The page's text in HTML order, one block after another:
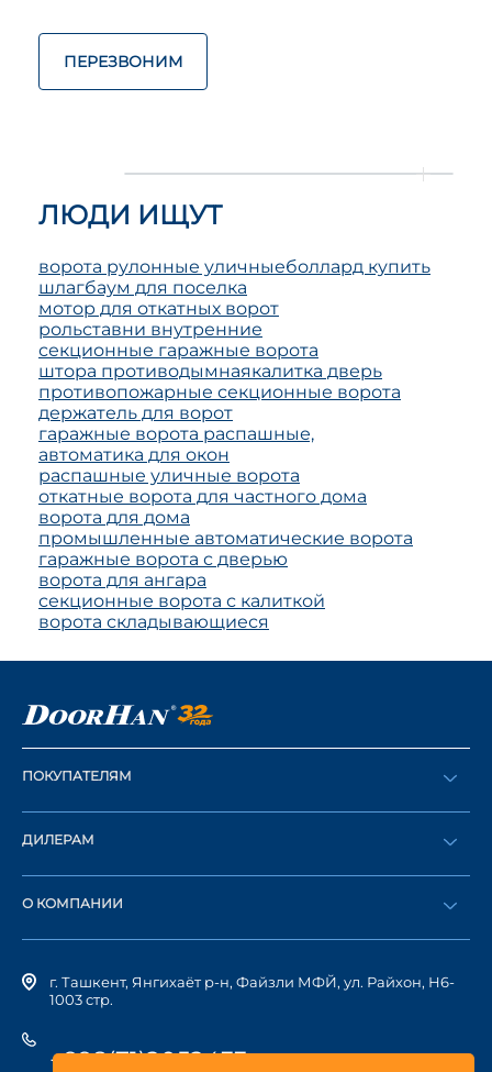
ПЕРЕЗВОНИМ
ЛЮДИ ИЩУТ
ворота рулонные уличныеболлард купить
шлагбаум для поселка
мотор для откатных ворот
рольставни внутренние
секционные гаражные ворота
штора противодымнаякалитка дверь
противопожарные секционные ворота
держатель для ворот
гаражные ворота распашные,
автоматика для окон
распашные уличные ворота
откатные ворота для частного дома
ворота для дома
промышленные автоматические ворота
гаражные ворота с дверью
ворота для ангара
секционные ворота с калиткой
ворота складывающиеся
ПОКУПАТЕЛЯМ
Оформить заказ
Каталог
ДИЛЕРАМ
Стать дилером
О КОМПАНИИ
История компании
г. Ташкент, Янгихаёт р-н, Файзли МФЙ, ул. Райхон, Н6-
1003 стр.
+998(71)2052433